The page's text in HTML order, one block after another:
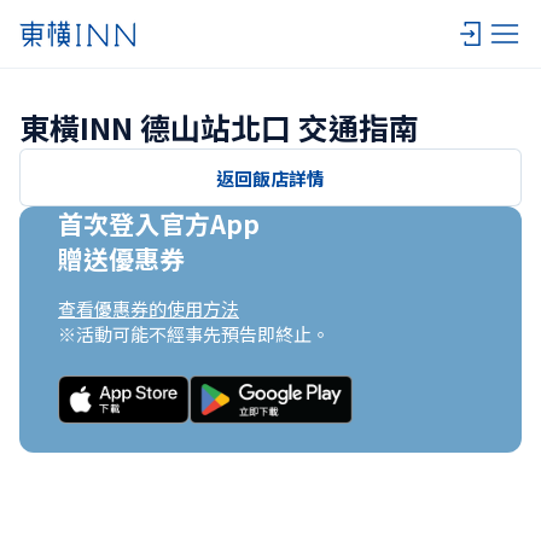
東橫INN 德山站北口 交通指南
返回飯店詳情
首次登入官方App
贈送優惠券
查看優惠券的使用方法
※活動可能不經事先預告即終止。